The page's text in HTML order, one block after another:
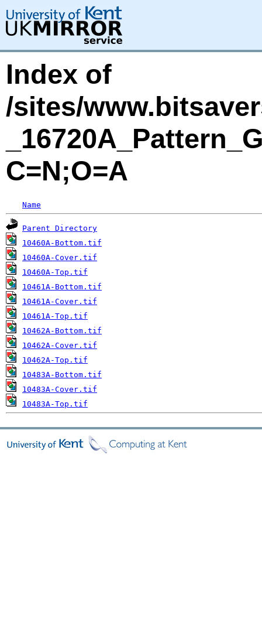
Index of
/sites/
C=N;O=A
Name
Parent Directory
10460A-Bottom.tif
10460A-Cover.tif
10460A-Top.tif
10461A-Bottom.tif
10461A-Cover.tif
10461A-Top.tif
10462A-Bottom.tif
10462A-Cover.tif
10462A-Top.tif
10483A-Bottom.tif
10483A-Cover.tif
10483A-Top.tif